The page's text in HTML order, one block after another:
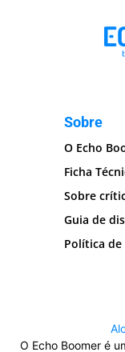
Sobre
O Echo
Ficha
Sobre
Guia de
Política de
O Echo Boomer é